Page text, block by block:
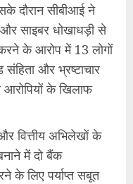
दौरान सीबीआई ने
साइबर धोखाधड़ी से
के आरोप में 13 लोगों
संहिता और भ्रष्टाचार
के खिलाफ
वित्तीय अभिलेखों के
में दो बैंक
के लिए पर्याप्त सबूत